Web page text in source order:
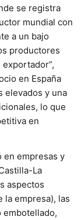
se registra
mundial con
a un bajo
productores
en España
elevados y una
lo que
en
en empresas y
La
aspectos
la empresa), las
embotellado,